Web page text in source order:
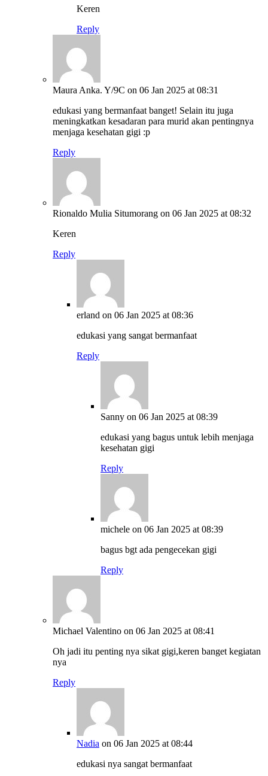
Keren
Reply
Maura Anka. Y/9C on 06 Jan 2025 at 08:31
edukasi yang bermanfaat banget! Selain itu juga
meningkatkan kesadaran para murid akan pentingnya
menjaga kesehatan gigi :p
Reply
Rionaldo Mulia Situmorang on 06 Jan 2025 at 08:32
Keren
Reply
erland on 06 Jan 2025 at 08:36
edukasi yang sangat bermanfaat
Reply
Sanny on 06 Jan 2025 at 08:39
edukasi yang bagus untuk lebih menjaga
kesehatan gigi
Reply
michele on 06 Jan 2025 at 08:39
bagus bgt ada pengecekan gigi
Reply
Michael Valentino on 06 Jan 2025 at 08:41
Oh jadi itu penting nya sikat gigi,keren banget kegiatan
nya
Reply
Nadia on 06 Jan 2025 at 08:44
edukasi nya sangat bermanfaat